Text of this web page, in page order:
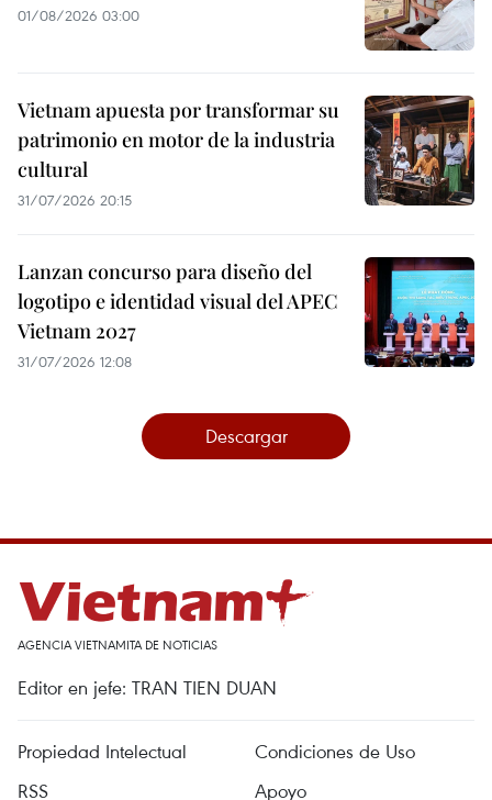
01/08/2026 03:00
Vietnam apuesta por transformar su
patrimonio en motor de la industria
cultural
31/07/2026 20:15
Lanzan concurso para diseño del
logotipo e identidad visual del APEC
Vietnam 2027
31/07/2026 12:08
Descargar
AGENCIA VIETNAMITA DE NOTICIAS
Editor en jefe: TRAN TIEN DUAN
Propiedad Intelectual
Condiciones de Uso
RSS
Apoyo